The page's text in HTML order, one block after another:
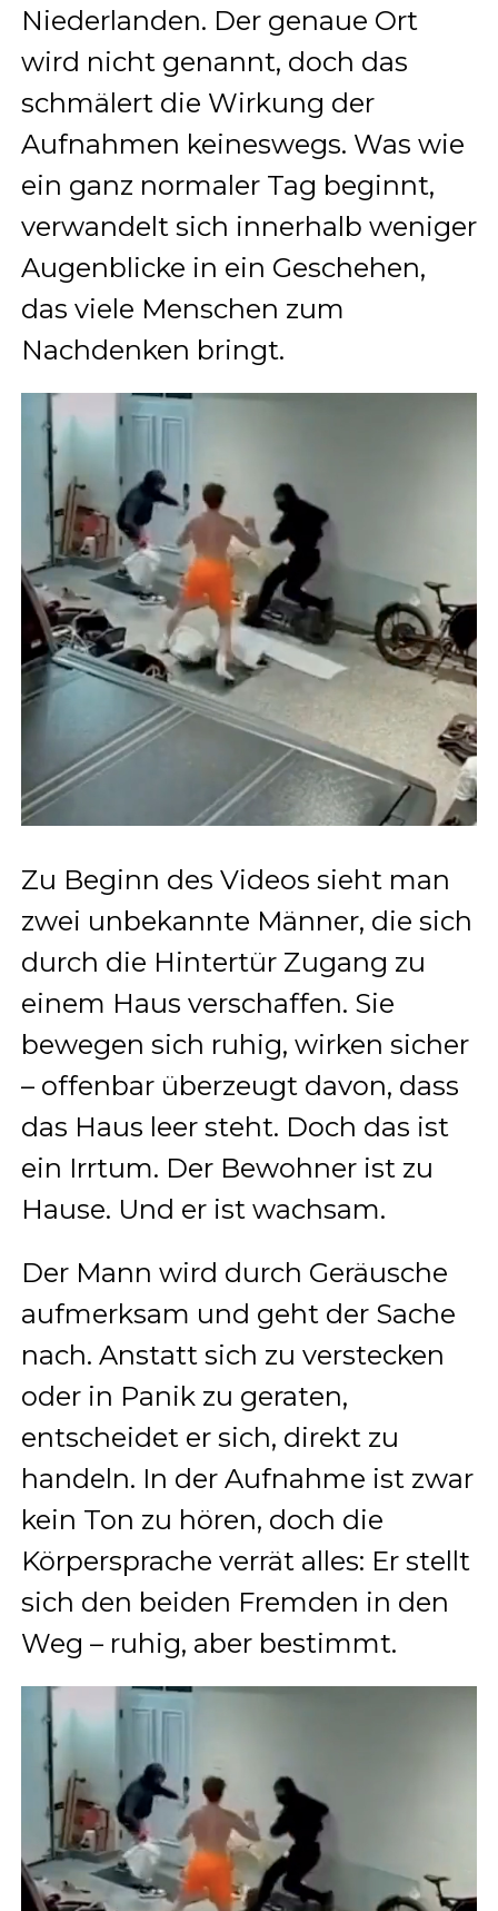
Niederlanden. Der genaue Ort
wird nicht genannt, doch das
schmälert die Wirkung der
Aufnahmen keineswegs. Was wie
ein ganz normaler Tag beginnt,
verwandelt sich innerhalb weniger
Augenblicke in ein Geschehen,
das viele Menschen zum
Nachdenken bringt.
Zu Beginn des Videos sieht man
zwei unbekannte Männer, die sich
durch die Hintertür Zugang zu
einem Haus verschaffen. Sie
bewegen sich ruhig, wirken sicher
– offenbar überzeugt davon, dass
das Haus leer steht. Doch das ist
ein Irrtum. Der Bewohner ist zu
Hause. Und er ist wachsam.
Der Mann wird durch Geräusche
aufmerksam und geht der Sache
nach. Anstatt sich zu verstecken
oder in Panik zu geraten,
entscheidet er sich, direkt zu
handeln. In der Aufnahme ist zwar
kein Ton zu hören, doch die
Körpersprache verrät alles: Er stellt
sich den beiden Fremden in den
Weg – ruhig, aber bestimmt.